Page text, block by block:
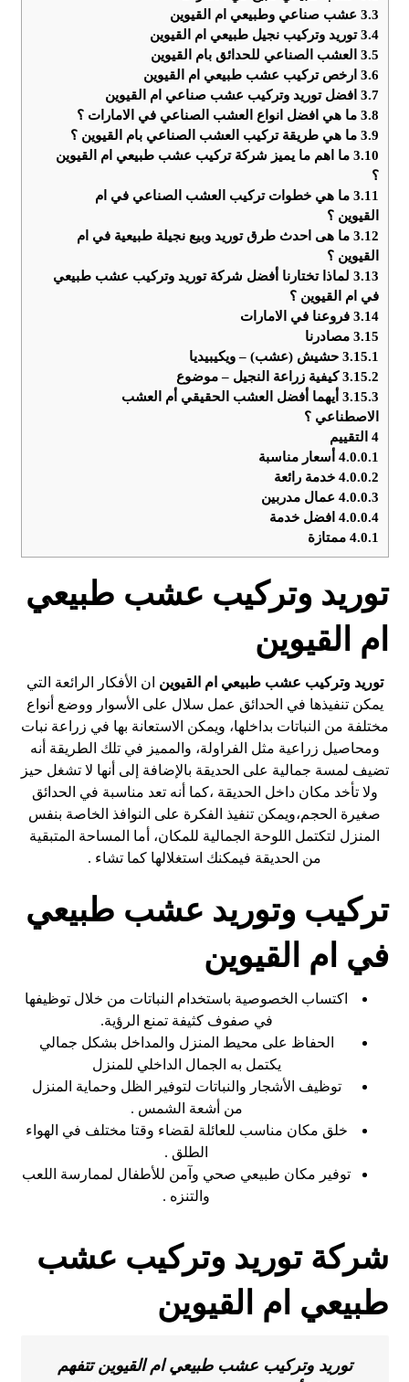
3.3 عشب صناعي وطبيعي ام القيوين
3.4توريد وتركيب نجيل طبيعي ام القيوين
3.5 العشب الصناعي للحدائق بام القيوين
3.6 ارخص تركيب عشب طبيعي ام القيوين
3.7 افضل توريد وتركيب عشب صناعي ام القيوين
3.8 ما هي افضل انواع العشب الصناعي في الامارات ؟
3.9 ما هي طريقة تركيب العشب الصناعي بام القيوين ؟
3.10 ما اهم ما يميز شركة تركيب عشب طبيعي ام القيوين
؟
3.11 ما هي خطوات تركيب العشب الصناعي في ام
القيوين ؟
3.12 ما هى احدث طرق توريد وبيع نجيلة طبيعية في ام
القيوين ؟
3.13 لماذا تختارنا أفضل شركة توريد وتركيب عشب طبيعي
في ام القيوين ؟
3.14 فروعنا في الامارات
3.15 مصادرنا
3.15.1 حشيش (عشب) – ويكيبيديا
3.15.2كيفية زراعة النجيل – موضوع
3.15.3 أيهما أفضل العشب الحقيقي أم العشب
الاصطناعي ؟
4 التقييم
4.0.0.1 أسعار مناسبة
4.0.0.2 خدمة رائعة
4.0.0.3 عمال مدربين
4.0.0.4 افضل خدمة
4.0.1 ممتازة
توريد وتركيب عشب طبيعي
ام القيوين
توريد وتركيب عشب طبيعي ام القيوين ان الأفكار الرائعة التي
يمكن تنفيذها في الحدائق عمل سلال على الأسوار ووضع أنواع
مختلفة من النباتات بداخلها، ويمكن الاستعانة بها في زراعة نبات
ومحاصيل زراعية مثل الفراولة، والمميز في تلك الطريقة أنه
تضيف لمسة جمالية على الحديقة بالإضافة إلى أنها لا تشغل حيز
ولا تأخد مكان داخل الحديقة ،كما أنه تعد مناسبة في الحدائق
صغيرة الحجم،ويمكن تنفيذ الفكرة على النوافذ الخاصة بنفس
المنزل لتكتمل اللوحة الجمالية للمكان، أما المساحة المتبقية
من الحديقة فيمكنك استغلالها كما تشاء .
تركيب وتوريد عشب طبيعي
في ام القيوين
اكتساب الخصوصية باستخدام النباتات من خلال توظيفها
في صفوف كثيفة تمنع الرؤية.
الحفاظ على محيط المنزل والمداخل بشكل جمالي
يكتمل به الجمال الداخلي للمنزل
توظيف الأشجار والنباتات لتوفير الظل وحماية المنزل
من أشعة الشمس .
خلق مكان مناسب للعائلة لقضاء وقتا مختلف في الهواء
الطلق .
توفير مكان طبيعي صحي وآمن للأطفال لممارسة اللعب
والتنزه .
شركة توريد وتركيب عشب
طبيعي ام القيوين
توريد وتركيب عشب طبيعي ام القيوين تتفهم